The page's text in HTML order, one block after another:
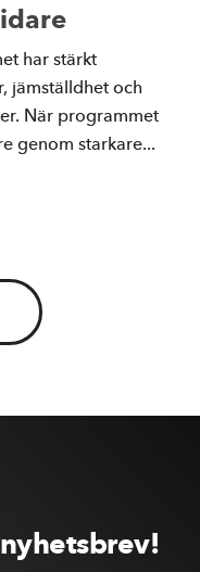
har stärkt
jämställdhet och
När programmet
genom starkare...